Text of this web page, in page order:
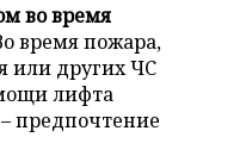
во время
время пожара,
или других ЧС
лифта
предпочтение